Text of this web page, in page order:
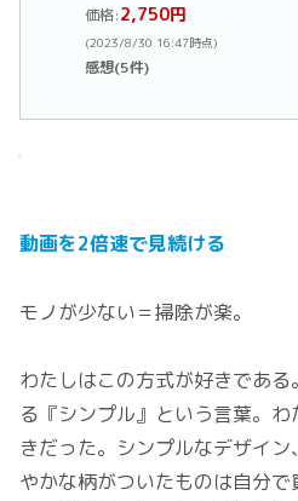
価格:2,750円
(2023/8/30 16:47時点)
感想(5件)
動画を2倍速で見続ける
モノが少ない＝掃除が楽。
わたしはこの方式が好きであ
る『シンプル』という言葉。
きだった。シンプルなデザイ
やかな柄がついたものは自分